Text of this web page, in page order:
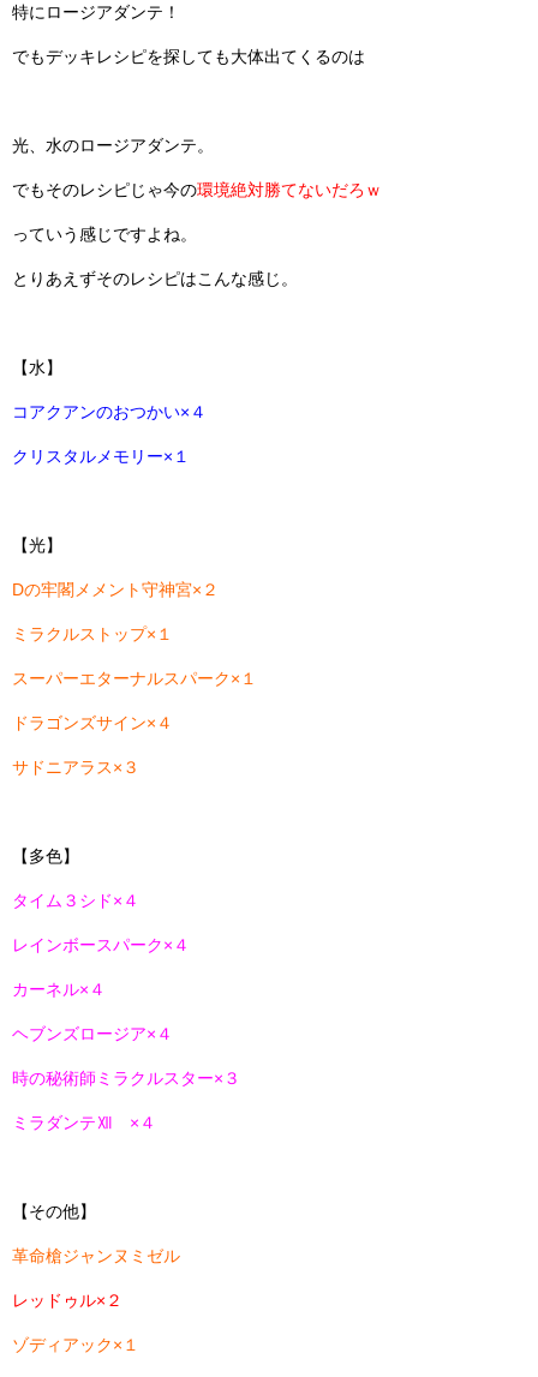
特にロージアダンテ！
でもデッキレシピを探しても大体出てくるのは
光、水のロージアダンテ。
でもそのレシピじゃ今の環境絶対勝てないだろｗ
っていう感じですよね。
とりあえずそのレシピはこんな感じ。
【水】
コアクアンのおつかい×４
クリスタルメモリー×１
【光】
Dの牢閣メメント守神宮×２
ミラクルストップ×１
スーパーエターナルスパーク×１
ドラゴンズサイン×４
サドニアラス×３
【多色】
タイム３シド×４
レインボースパーク×４
カーネル×４
ヘブンズロージア×４
時の秘術師ミラクルスター×３
ミラダンテⅫ ×４
【その他】
革命槍ジャンヌミゼル
レッドゥル×２
ゾディアック×１